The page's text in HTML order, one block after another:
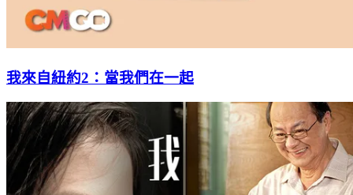
我來自紐約2：當我們在一起